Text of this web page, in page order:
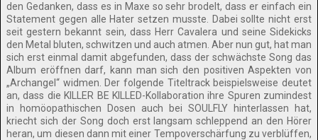
den Gedanken, dass es in Maxe so sehr brodelt, dass er einfach ein
Statement gegen alle Hater setzen musste. Dabei sollte nicht erst
seit gestern bekannt sein, dass Herr Cavalera und seine Sidekicks
den Metal bluten, schwitzen und auch atmen. Aber nun gut, hat man
sich erst einmal damit abgefunden, dass der schwächste Song das
Album eröffnen darf, kann man sich den positiven Aspekten von
„Archangel“ widmen. Der folgende Titeltrack beispielsweise deutet
an, dass die KILLER BE KILLED-Kollaboration ihre Spuren zumindest
in homöopathischen Dosen auch bei SOULFLY hinterlassen hat,
kriecht sich der Song doch erst langsam schleppend an den Hörer
heran, um diesen dann mit einer Tempoverschärfung zu verblüffen,